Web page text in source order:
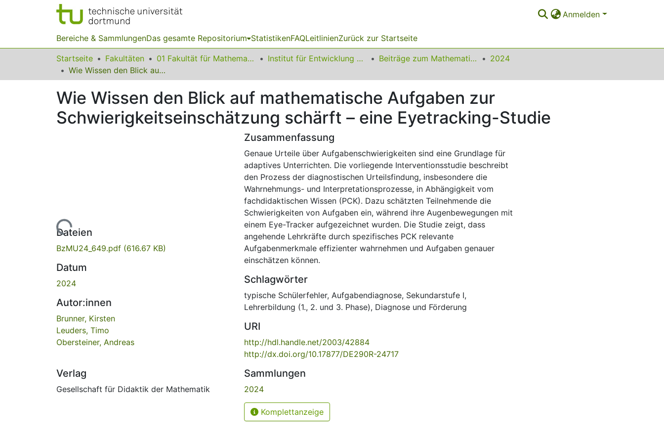
Anmelden
Bereiche & SammlungenDas gesamte Repositorium StatistikenFAQLeitlinienZurück zur Startseite
Startseite Fakultäten 01 Fakultät für Mathematik Institut für Entwicklung und Erforschung des Mathematikunterrichts Beiträge zum Mathematikunterricht
2024
Wie Wissen den Blick auf mathematische Aufgaben zur Schwierigkeitseinschätzung schärft – eine Eyetracking-Studie
Wie Wissen den Blick auf mathematische Aufgaben zur
Schwierigkeitseinschätzung schärft – eine Eyetracking-Studie
Lade...
Dateien
BzMU24_649.pdf (616.67 KB)
Datum
2024
Autor:innen
Brunner, Kirsten
Leuders, Timo
Obersteiner, Andreas
Verlag
Gesellschaft für Didaktik der Mathematik
Zusammenfassung
Genaue Urteile über Aufgabenschwierigkeiten sind eine Grundlage für
adaptives Unterrichten. Die vorliegende Interventionsstudie beschreibt
den Prozess der diagnostischen Urteilsfindung, insbesondere die
Wahrnehmungs- und Interpretationsprozesse, in Abhängigkeit vom
fachdidaktischen Wissen (PCK). Dazu schätzten Teilnehmende die
Schwierigkeiten von Aufgaben ein, während ihre Augenbewegungen mit
einem Eye-Tracker aufgezeichnet wurden. Die Studie zeigt, dass
angehende Lehrkräfte durch spezifisches PCK relevante
Aufgabenmerkmale effizienter wahrnehmen und Aufgaben genauer
einschätzen können.
Schlagwörter
typische Schülerfehler, Aufgabendiagnose, Sekundarstufe I,
Lehrerbildung (1., 2. und 3. Phase), Diagnose und Förderung
URI
http://hdl.handle.net/2003/42884
http://dx.doi.org/10.17877/DE290R-24717
Sammlungen
2024
Komplettanzeige